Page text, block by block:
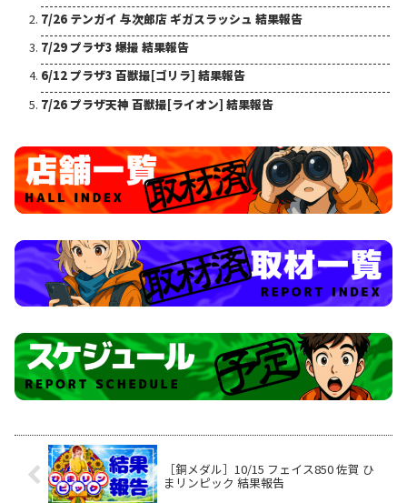
7/26 テンガイ 与次郎店 ギガスラッシュ 結果報告
7/29 プラザ3 爆撮 結果報告
6/12 プラザ3 百獣撮[ゴリラ] 結果報告
7/26 プラザ天神 百獣撮[ライオン] 結果報告
［銅メダル］10/15 フェイス850 佐賀 ひ
まリンピック 結果報告